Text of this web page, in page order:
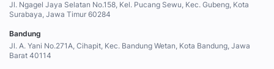
Jl. Ngagel Jaya Selatan No.158, Kel. Pucang Sewu, Kec. Gubeng, Kota
Surabaya, Jawa Timur 60284
Bandung
Jl. A. Yani No.271A, Cihapit, Kec. Bandung Wetan, Kota Bandung, Jawa
Barat 40114